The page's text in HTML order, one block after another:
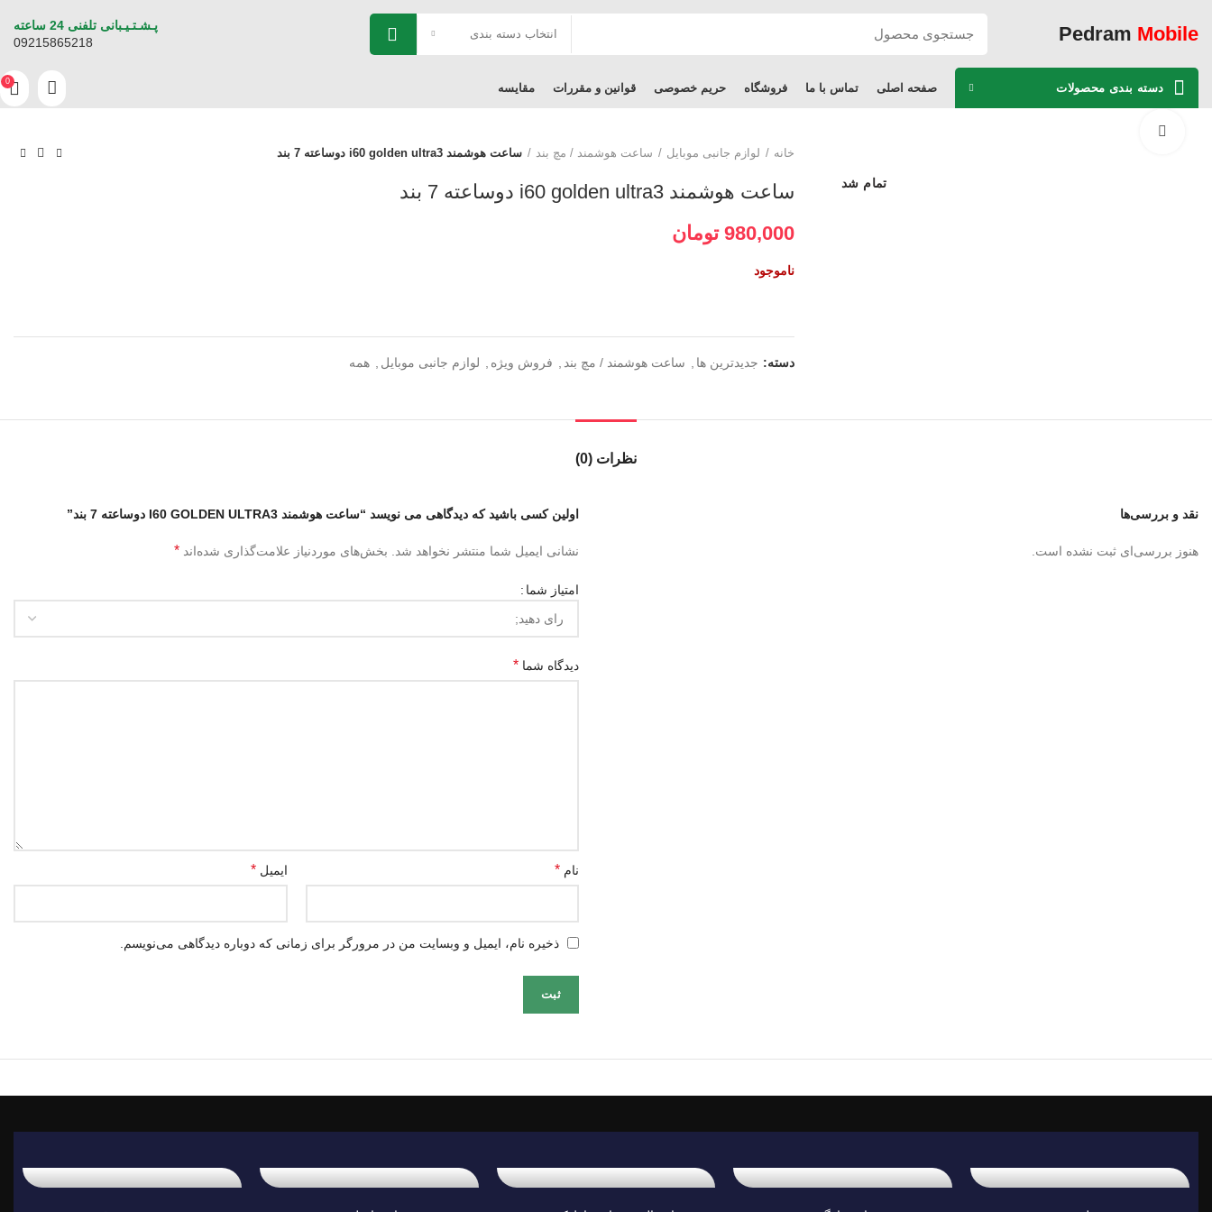
Pedram Mobile انتخاب دسته بندی
پـشـتـیـبانی تلفنی 24 ساعته
09215865218
دسته بندی محصولات صفحه اصلی تماس با ما فروشگاه حریم خصوصی قوانین و مقررات مقایسه
0
تمام شد
خانه
لوازم جانبی موبایل ساعت هوشمند / مچ بند ساعت هوشمند i60 golden ultra3 دوساعته 7 بند
ساعت هوشمند i60 golden ultra3 دوساعته 7 بند
980,000 تومان
ناموجود
دسته: جدیدترین ها ساعت هوشمند / مچ بند فروش ویژه لوازم جانبی موبایل همه
نظرات (0)
نقد و بررسی‌ها
هنوز بررسی‌ای ثبت نشده است.
اولین کسی باشید که دیدگاهی می نویسد “ساعت هوشمند I60 GOLDEN ULTRA3 دوساعته 7 بند”
نشانی ایمیل شما منتشر نخواهد شد. بخش‌های موردنیاز علامت‌گذاری شده‌اند *
امتیاز شما
دیدگاه شما *
نام * ایمیل*
ذخیره نام، ایمیل و وبسایت من در مرورگر برای زمانی که دوباره دیدگاهی می‌نویسم.